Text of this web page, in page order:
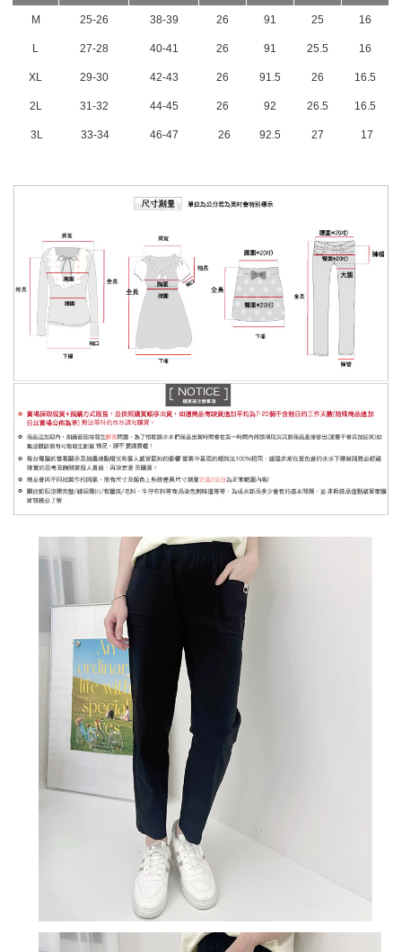
M 25-26 38-39 26 91 25 16
L 27-28 40-41 26 91 25.5 16
XL 29-30 42-43 26 91.5 26 16.5
2L 31-32 44-45 26 92 26.5 16.5
3L 33-34 46-47 26 92.5 27 17